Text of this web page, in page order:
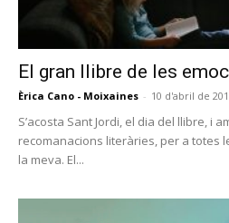
El gran llibre de les
Èrica Cano - Moixaines - 10 d'abril de
S’acosta Sant Jordi, el dia del llibre, i
recomanacions literàries, per a totes
la meva. El...